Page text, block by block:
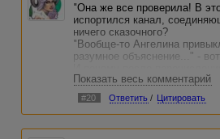
"Она же все проверила! В
испортился канал,
ничего сказочного?
"Вообще-то Ангелина
разумное объяснение..." -
насекомых?
"Мысленно гаркнула"
Показать весь комментарий
#20 Ответить / Цитировать